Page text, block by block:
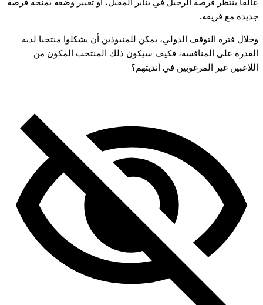
عالقا ينتظر فرصة الرحيل في يناير المقبل، أو تغيير وضعه بمنحه فرصة
جديدة مع فريقه.
وخلال فترة التوقف الدولي، يمكن للمنبوذين أن يشكلوا منتخبا لديه
القدرة على المنافسة، فكيف سيكون ذلك المنتخب المكون من
اللاعبين غير المرغوبين في أنديتهم؟